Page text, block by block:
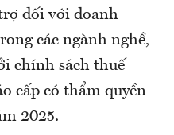
đối với doanh
các ngành nghề,
chính sách thuế
cấp có thẩm quyền
2025.